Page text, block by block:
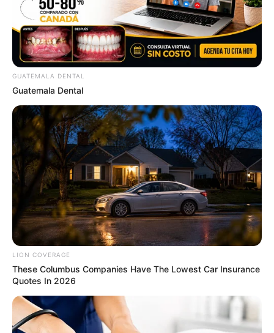
It Might Be Quentin Tarantino's Last Movie
BRAINBERRIES
Why everything you thought you knew about water
might be wrong
GUATEMALA DENTAL
Guatemala Dental
LION COVERAGE
These Columbus Companies Have The Lowest Car Insurance
Quotes In 2026